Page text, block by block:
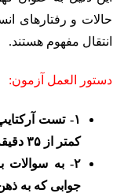
حالات و رفتارهای
انتقال مفهوم هستند.
دستور العمل آزمون:
کمتر از ۳۵ دقیقه می توانید همه را پاسخ دهید.
۲- به
جوابی که به